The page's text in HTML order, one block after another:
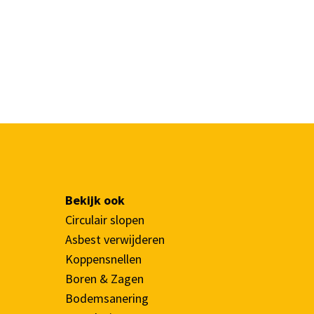
Bekijk ook
Circulair slopen
Asbest verwijderen
Koppensnellen
Boren & Zagen
Bodemsanering